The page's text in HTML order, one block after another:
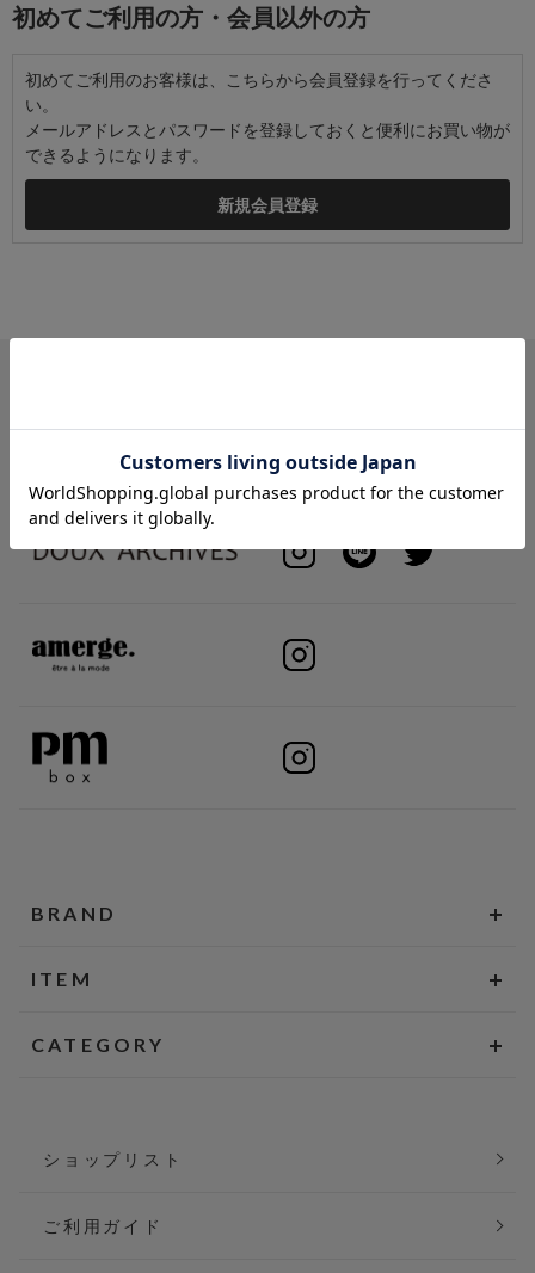
初めてご利用の方・会員以外の方
初めてご利用のお客様は、こちらから会員登録を行ってくださ
い。
メールアドレスとパスワードを登録しておくと便利にお買い物が
できるようになります。
BRAND
ITEM
CATEGORY
ショップリスト
ご利用ガイド